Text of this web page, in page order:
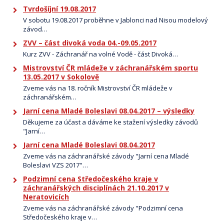
Tvrdošíjní 19.08.2017
V sobotu 19.08.2017 proběhne v Jablonci nad Nisou modelový
závod…
ZVV – část divoká voda 04.-09.05.2017
Kurz ZVV - Záchranář na volné Vodě - část Divoká…
Mistrovství ČR mládeže v záchranářském sportu
13.05.2017 v Sokolově
Zveme vás na 18. ročník Mistrovství ČR mládeže v
záchranářském…
Jarní cena Mladé Boleslavi 08.04.2017 – výsledky
Děkujeme za účast a dáváme ke stažení výsledky závodů
"Jarní…
Jarní cena Mladé Boleslavi 08.04.2017
Zveme vás na záchranářské závody "Jarní cena Mladé
Boleslavi VZS 2017"…
Podzimní cena Středočeského kraje v
záchranářských disciplínách 21.10.2017 v
Neratovicích
Zveme vás na záchranářské závody "Podzimní cena
Středočeského kraje v…